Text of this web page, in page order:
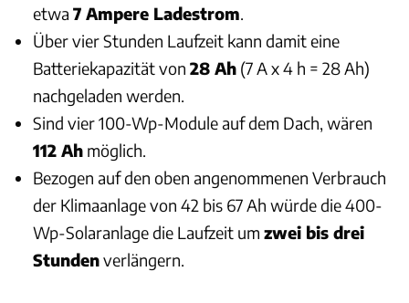
etwa 7 Ampere Ladestrom.
Über vier Stunden Laufzeit kann damit eine
Batteriekapazität von 28 Ah (7 A x 4 h = 28 Ah)
nachgeladen werden.
Sind vier 100-Wp-Module auf dem Dach, wären
112 Ah möglich.
Bezogen auf den oben angenommenen Verbrauch
der Klimaanlage von 42 bis 67 Ah würde die 400-
Wp-Solaranlage die Laufzeit um zwei bis drei
Stundenverlängern.